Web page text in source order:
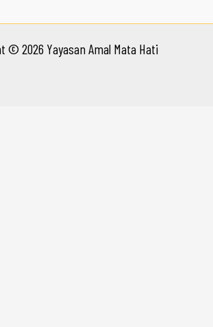
© 2026 Yayasan Amal Mata Hati